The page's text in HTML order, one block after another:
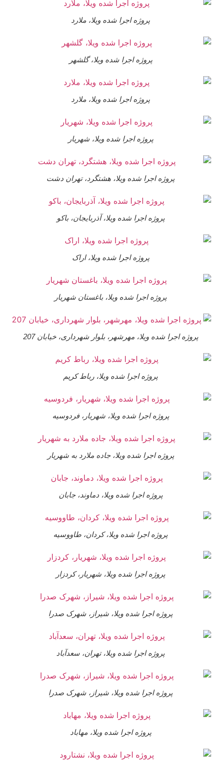
پروژه اجرا شده ویلا، ملارد
پروژه اجرا شده ویلا، گلشهر
پروژه اجرا شده ویلا، ملارد
پروژه اجرا شده ویلا، شهریار
پروژه اجرا شده ویلا، هشتگرد، تهران دشت
پروژه اجرا شده ویلا، آذربایجان، باکو
پروژه اجرا شده ویلا، اراک
پروژه اجرا شده ویلا، باغستان شهریار
پروژه اجرا شده ویلا، مهرشهر، بلوار شهرداری، خیابان 207
پروژه اجرا شده ویلا، رباط کریم
پروژه اجرا شده ویلا، شهریار، فردوسیه
پروژه اجرا شده ویلا، جاده ملارد به شهریار
پروژه اجرا شده ویلا، دماوند، جابان
پروژه اجرا شده ویلا، کردان، طاووسیه
پروژه اجرا شده ویلا، شهریار، کردزار
پروژه اجرا شده ویلا، شیراز، شهرک صدرا
پروژه اجرا شده ویلا، تهران، سعدآباد
پروژه اجرا شده ویلا، شیراز، شهرک صدرا
پروژه اجرا شده ویلا، مهاباد